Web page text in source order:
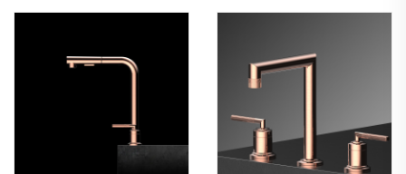
ومقبضين، مثبت على الحائط،
(لون مسدس)
الحمام ذي الفتحتين، لون ذهبي